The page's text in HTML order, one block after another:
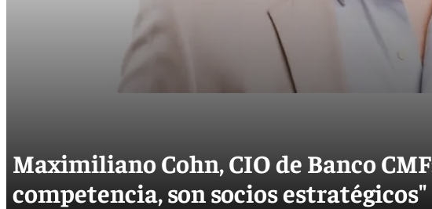
Maximiliano Cohn, CIO de Banco
competencia, son socios estratégicos"